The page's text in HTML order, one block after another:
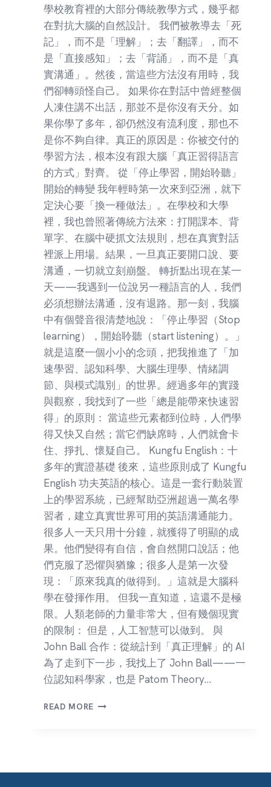
學校教育裡的大部分傳統教學方式，幾乎都
在對抗大腦的自然設計。 我們被教導去「死
記」，而不是「理解」；去「翻譯」，而不
是「直接感知」；去「背誦」，而不是「真
實溝通」。然後，當這些方法沒有用時，我
們卻轉頭怪自己。 如果你在對話中曾經整個
人凍住講不出話，那並不是你沒有天分。如
果你學了多年，卻仍然沒有流利度，那也不
是你不夠自律。真正的原因是：你被交付的
學習方法，根本沒有跟大腦「真正習得語言
的方式」對齊。 從「停止學習，開始聆聽」
開始的轉變 我年輕時第一次來到亞洲，就下
定決心要「換一種做法」。在學校和大學
裡，我也曾照著傳統方法來：打開課本、背
單字、在腦中硬抓文法規則，想在真實對話
裡派上用場。結果，一旦真正要開口說、要
溝通，一切就立刻崩盤。 轉折點出現在某一
天——我遇到一位說另一種語言的人，我們
必須想辦法溝通，沒有退路。那一刻，我腦
中有個聲音很清楚地說：「停止學習（Stop
learning），開始聆聽（start listening）。」
就是這麼一個小小的念頭，把我推進了「加
速學習、認知科學、大腦生理學、情緒調
節、與模式識別」的世界。經過多年的實踐
與觀察，我找到了一些「總是能帶來快速習
得」的原則： 當這些元素都到位時，人們學
得又快又自然；當它們缺席時，人們就會卡
住、掙扎、懷疑自己。 Kungfu English：十
多年的實證基礎 後來，這些原則成了 Kungfu
English 功夫英語的核心。這是一套行動裝置
上的學習系統，已經幫助亞洲超過一萬名學
習者，建立真實世界可用的英語溝通能力。
很多人一天只用十分鐘，就獲得了明顯的成
果。他們變得有自信，會自然開口說話；他
們克服了恐懼與猶豫；很多人是第一次發
現：「原來我真的做得到。」這就是大腦科
學在發揮作用。 但我一直知道，這還不是極
限。人類老師的力量非常大，但有幾個現實
的限制： 但是，人工智慧可以做到。 與
John Ball 合作：從統計到「真正理解」的 AI
為了走到下一步，我找上了 John Ball——一
位認知科學家，也是 Patom Theory…
READ MORE 語